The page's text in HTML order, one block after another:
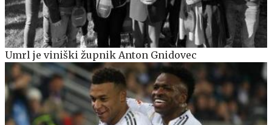
Umrl je viniški župnik Anton Gnidovec